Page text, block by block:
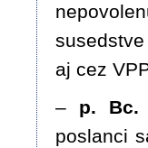
aj cez
– p. Bc.
poslanci